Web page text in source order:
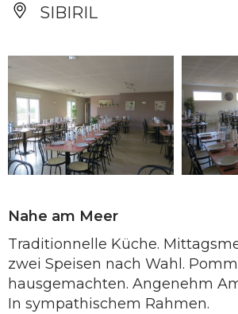
SIBIRIL
Nahe am Meer
Traditionnelle Küche.
zwei Speisen nach Wahl.
hausgemachten. Angenehm
In sympathischem Rahmen.